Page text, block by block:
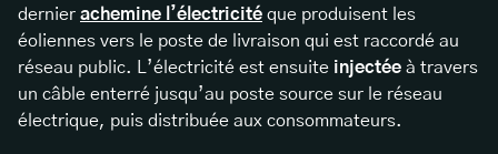
dernier achemine l’électricité que produisent les
éoliennes vers le poste de livraison qui est raccordé au
réseau public. L’électricité est ensuite injectée à travers
un câble enterré jusqu’au poste source sur le réseau
électrique, puis distribuée aux consommateurs.